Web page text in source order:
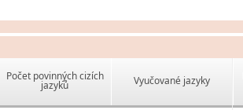
Počet povinných cizích
jazyků Vyučované jazyky